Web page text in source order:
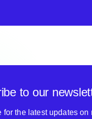
to our
for the latest updates